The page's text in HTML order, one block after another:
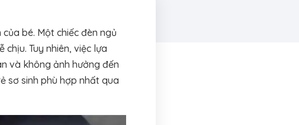
bé. Một chiếc đèn ngủ
Tuy nhiên, việc lựa
và không ảnh hưởng đến
sơ sinh phù hợp nhất qua